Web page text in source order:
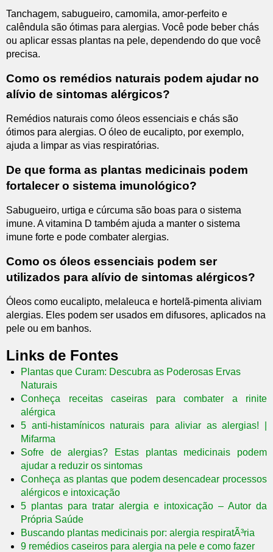
Tanchagem, sabugueiro, camomila, amor-perfeito e
calêndula são ótimas para alergias. Você pode beber chás
ou aplicar essas plantas na pele, dependendo do que você
precisa.
Como os remédios naturais podem ajudar no
alívio de sintomas alérgicos?
Remédios naturais como óleos essenciais e chás são
ótimos para alergias. O óleo de eucalipto, por exemplo,
ajuda a limpar as vias respiratórias.
De que forma as plantas medicinais podem
fortalecer o sistema imunológico?
Sabugueiro, urtiga e cúrcuma são boas para o sistema
imune. A vitamina D também ajuda a manter o sistema
imune forte e pode combater alergias.
Como os óleos essenciais podem ser
utilizados para alívio de sintomas alérgicos?
Óleos como eucalipto, melaleuca e hortelã-pimenta aliviam
alergias. Eles podem ser usados em difusores, aplicados na
pele ou em banhos.
Links de Fontes
Plantas que Curam: Descubra as Poderosas Ervas
Naturais
Conheça receitas caseiras para combater a rinite
alérgica
5 anti-histamínicos naturais para aliviar as alergias! |
Mifarma
Sofre de alergias? Estas plantas medicinais podem
ajudar a reduzir os sintomas
Conheça as plantas que podem desencadear processos
alérgicos e intoxicação
5 plantas para tratar alergia e intoxicação – Autor da
Própria Saúde
Buscando plantas medicinais por: alergia respiratÃ³ria
9 remédios caseiros para alergia na pele e como fazer